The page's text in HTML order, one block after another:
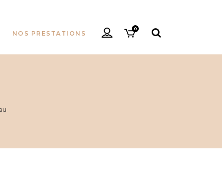
0
NOS PRESTATIONS